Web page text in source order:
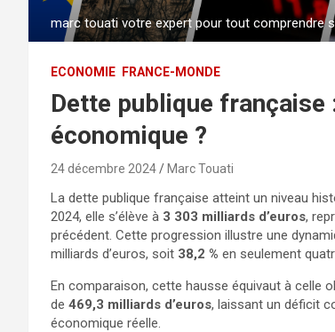
marc touati votre expert pour tout comprendre
ECONOMIE FRANCE-MONDE
Dette publique
économique ?
24 décembre 2024 Marc Touati
La dette publique française atteint un niveau
2024, elle s’élève à 3 303 milliards d’euros,
précédent. Cette progression illustre une
milliards d’euros, soit 38,2 % en seulement
En comparaison, cette hausse équivaut à celle
de 469,3 milliards d’euros, laissant un déficit
économique réelle.